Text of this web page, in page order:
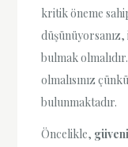
kritik öneme
bulmak
olmalısınız
bulunmaktadır.
Öncelikle,